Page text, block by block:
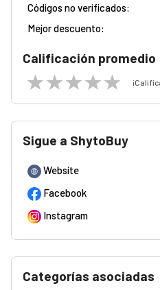
Códigos no verificados:
Mejor descuento:
Calificación promedio
Sigue a ShytoBuy
Website
Facebook
Instagram
Categorías asociadas